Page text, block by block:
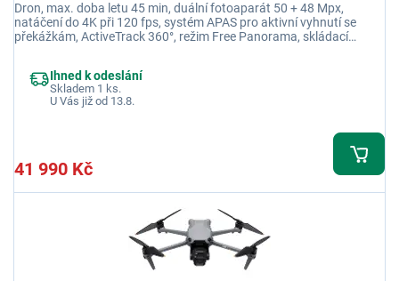
Dron, max. doba letu 45 min, duální fotoaparát 50 + 48 Mpx,
natáčení do 4K při 120 fps, systém APAS pro aktivní vyhnutí se
překážkám, ActiveTrack 360°, režim Free Panorama, skládací
Ihned k odeslání
Skladem 1 ks.
U Vás již od 13.8.
41 990 Kč